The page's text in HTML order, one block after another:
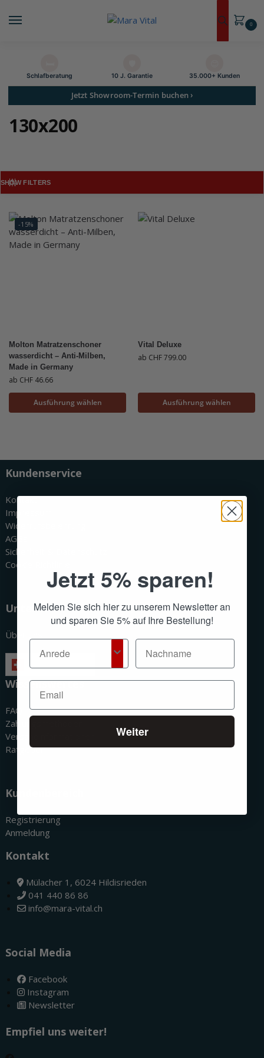
0
Schlaf­beratung 10 J. Garantie 35.000+ Kunden
Jetzt Showroom-Termin buchen ›
130x200
SHOW FILTERS
-15%
Molton Matratzenschoner
wasserdicht – Anti-Milben,
Made in Germany
ab CHF 46.66
Ausführung wählen
Vital Deluxe
ab CHF799.00
Ausführung wählen
Kundenservice
Kontakt
Impressum
Widerrufsbelehrung
AGBs
Sicherheit & Datenschutz
Cookie Richtlinie
Unternehmen
Über uns
Deutsch
Wissenswertes
FAQ
Zahlungsmethoden
Versandinformationen
Ratgeber
Kundenbereich
Registrierung
Anmeldung
Kontakt
Mülacher 1, 6024 Hildisrieden
041 440 86 86
info@mara-vital.ch
Social Media
Facebook
Instagram
Newsletter
Empfiel uns weiter!
Jetzt 5% sparen!
Melden Sie sich hier zu unserem Newsletter an
und sparen Sie 5% auf Ihre Bestellung!
Weiter